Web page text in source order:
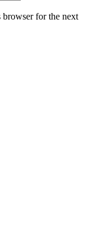
browser for the next